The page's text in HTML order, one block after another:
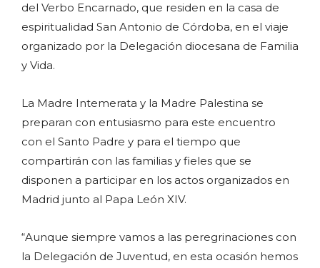
del Verbo Encarnado, que residen en la casa de
espiritualidad San Antonio de Córdoba, en el viaje
organizado por la Delegación diocesana de Familia
y Vida.
La Madre Intemerata y la Madre Palestina se
preparan con entusiasmo para este encuentro
con el Santo Padre y para el tiempo que
compartirán con las familias y fieles que se
disponen a participar en los actos organizados en
Madrid junto al Papa León XIV.
“Aunque siempre vamos a las peregrinaciones con
la Delegación de Juventud, en esta ocasión hemos